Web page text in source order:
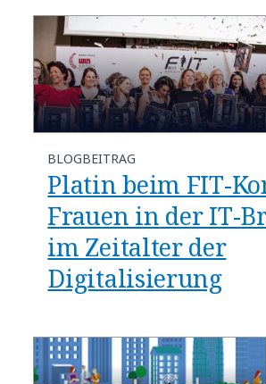
BLOGBEITRAG
Platin beim FIT-
Frauen in der IT-
im Zeitalter der
Digitalisierung